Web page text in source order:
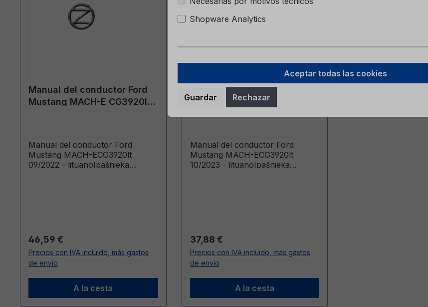
Manual del conductor Ford
Mustang MACH-E CG3920lt
Manual del conductor Ford
Mustang MACH-ECG3920lt
09/2022 - lituanoIpašnieka
Precio normal:
46,59 €
Precios con IVA incluido, más gastos
de envío
A la cesta
Manual del conductor Ford
Mustang MACH-E CG3920lt
Manual del conductor Ford
Mustang MACH-ECG3920lt
10/2023 - lituanoIpašnieka
Precio normal:
37,88 €
Precios con IVA incluido, más gastos
de envío
A la cesta
Shopware Analytics
Aceptar todas las cookies
Guardar Rechazar